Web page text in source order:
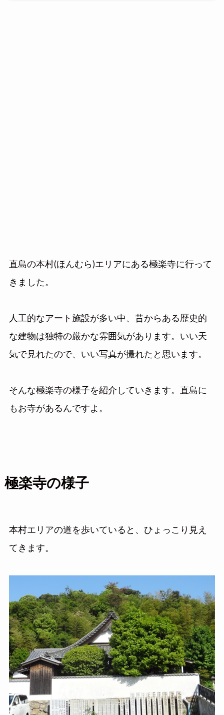
直島の本村(ほんむら)エリアにある極楽寺に行って
きました。
人工的なアート施設が多い中、昔からある歴史的
な建物は独特の厳かな雰囲気があります。いい天
気で見れたので、いい写真が撮れたと思います。
そんな極楽寺の様子を紹介していきます。直島に
もお寺があるんですよ。
極楽寺の様子
本村エリアの道を歩いていると、ひょっこり見え
てきます。